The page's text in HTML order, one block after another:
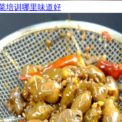
培训哪里味道好